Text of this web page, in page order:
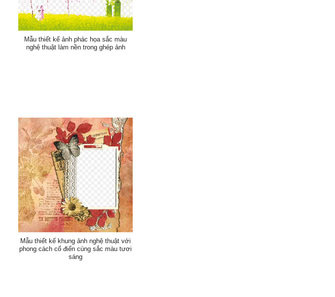
Mẫu thiết kế ảnh phác họa sắc màu
nghệ thuật làm nền trong ghép ảnh
Mẫu thiết kế khung ảnh nghệ thuật với
phong cách cổ điển cùng sắc màu tươi
sáng